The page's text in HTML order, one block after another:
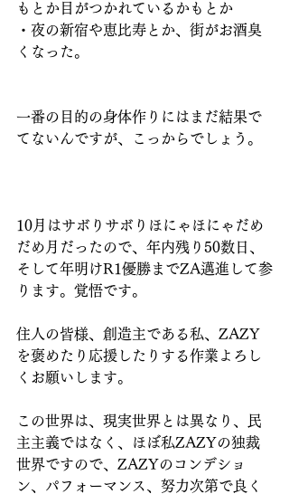
もとか目がつかれているかもとか
・夜の新宿や恵比寿とか、街がお酒臭
くなった。
一番の目的の身体作りにはまだ結果で
てないんですが、こっからでしょう。
10月はサボりサボりほにゃほにゃだめ
だめ月だったので、年内残り50数日、
そして年明けR1優勝までZA邁進して参
ります。覚悟です。
住人の皆様、創造主である私、ZAZY
を褒めたり応援したりする作業よろし
くお願いします。
この世界は、現実世界とは異なり、民
主主義ではなく、ほぼ私ZAZYの独裁
世界ですので、ZAZYのコンデショ
ン、パフォーマンス、努力次第で良く